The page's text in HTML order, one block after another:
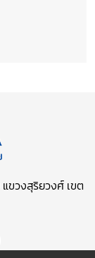
แขวงสุริยวงศ์ เขต